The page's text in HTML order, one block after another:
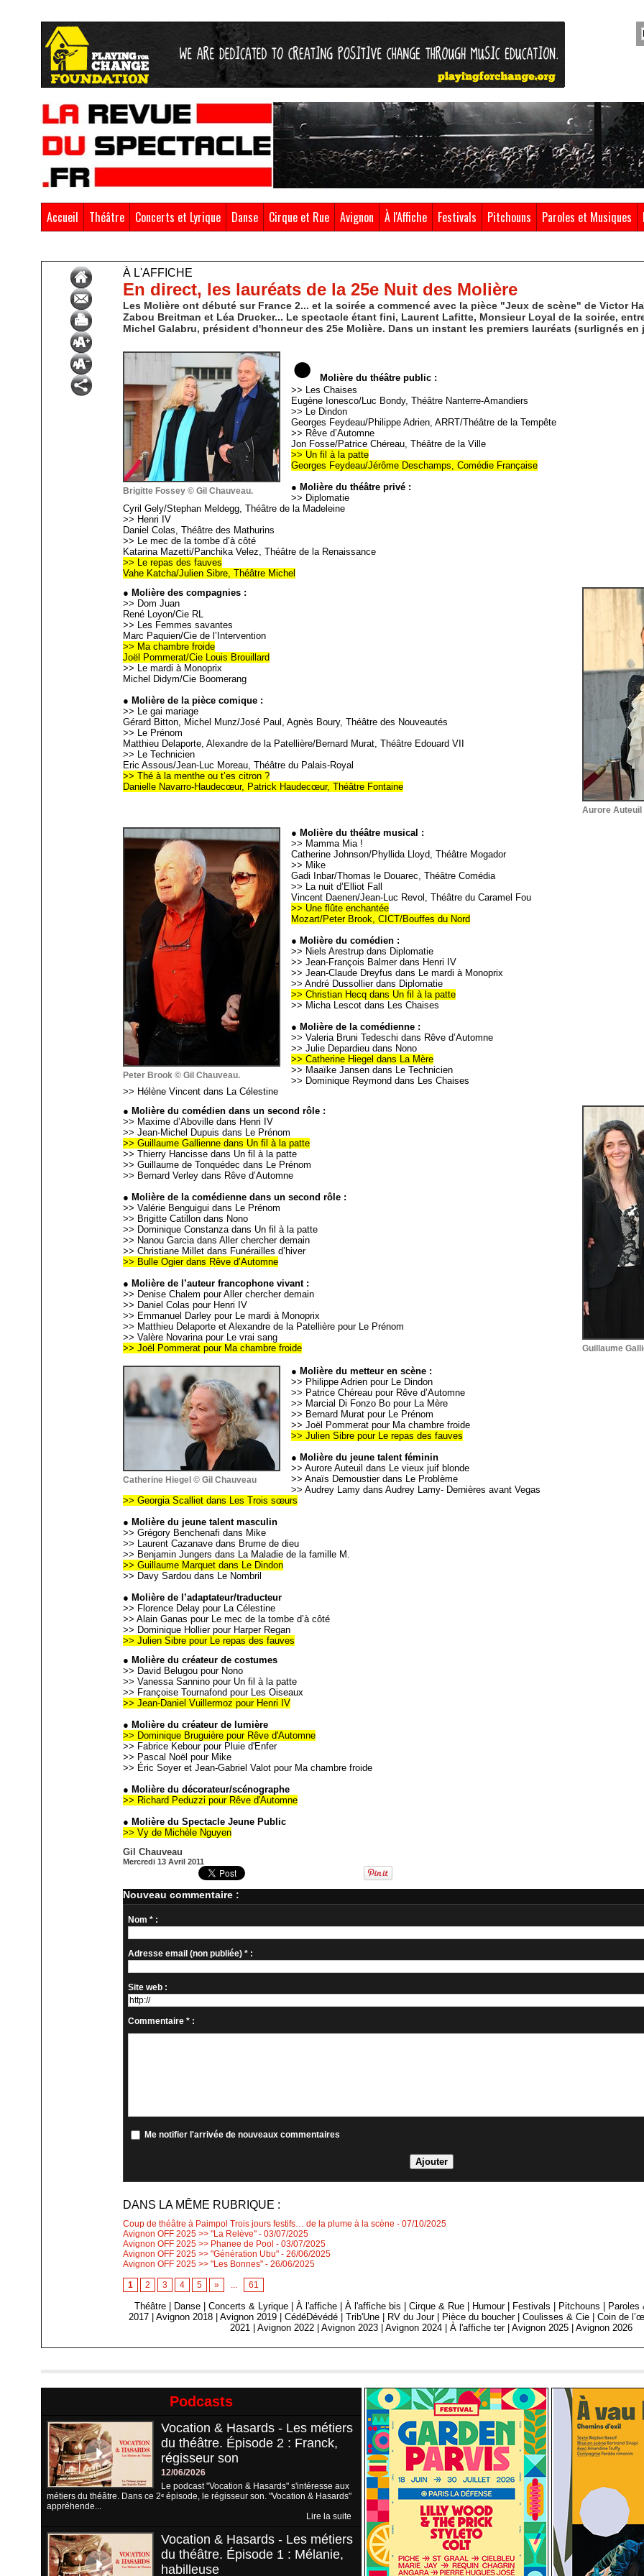
Accueil Théâtre Concerts et Lyrique Danse Cirque et Rue Avignon À l'Affiche Festivals Pitchouns Paroles et Musiques
À L'AFFICHE
En direct, les lauréats de la 25e Nuit des Molière
Les Molière ont débuté sur France 2... et la soirée a commencé avec la pièce "Jeux de scène" de Victor
Zabou Breitman et Léa Drucker... Le spectacle étant fini, Laurent Lafitte, Monsieur Loyal de la soirée,
Michel Galabru, président d'honneur des 25e Molière. Dans un instant les premiers lauréats (surlignés en
Brigitte Fossey © Gil Chauveau.
●
Molière du théâtre public :
>> Les Chaises
Eugène Ionesco/Luc Bondy, Théâtre Nanterre-Amandiers
>> Le Dindon
Georges Feydeau/Philippe Adrien, ARRT/Théâtre de la Tempête
>> Rêve d’Automne
Jon Fosse/Patrice Chéreau, Théâtre de la Ville
>> Un fil à la patte
Georges Feydeau/Jérôme Deschamps, Comédie Française
● Molière du théâtre privé :
>> Diplomatie
Cyril Gely/Stephan Meldegg, Théâtre de la Madeleine
>> Henri IV
Daniel Colas, Théâtre des Mathurins
>> Le mec de la tombe d’à côté
Katarina Mazetti/Panchika Velez, Théâtre de la Renaissance
>> Le repas des fauves
Vahe Katcha/Julien Sibre, Théâtre Michel
Aurore Auteuil
● Molière des compagnies :
>> Dom Juan
René Loyon/Cie RL
>> Les Femmes savantes
Marc Paquien/Cie de l’Intervention
>> Ma chambre froide
Joël Pommerat/Cie Louis Brouillard
>> Le mardi à Monoprix
Michel Didym/Cie Boomerang
● Molière de la pièce comique :
>> Le gai mariage
Gérard Bitton, Michel Munz/José Paul, Agnès Boury, Théâtre des Nouveautés
>> Le Prénom
Matthieu Delaporte, Alexandre de la Patellière/Bernard Murat, Théâtre Edouard VII
>> Le Technicien
Eric Assous/Jean-Luc Moreau, Théâtre du Palais-Royal
>> Thé à la menthe ou t’es citron ?
Danielle Navarro-Haudecœur, Patrick Haudecœur, Théâtre Fontaine
Peter Brook © Gil Chauveau.
● Molière du théâtre musical :
>> Mamma Mia !
Catherine Johnson/Phyllida Lloyd, Théâtre Mogador
>> Mike
Gadi Inbar/Thomas le Douarec, Théâtre Comédia
>> La nuit d’Elliot Fall
Vincent Daenen/Jean-Luc Revol, Théâtre du Caramel Fou
>> Une flûte enchantée
Mozart/Peter Brook, CICT/Bouffes du Nord
● Molière du comédien :
>> Niels Arestrup dans Diplomatie
>> Jean-François Balmer dans Henri IV
>> Jean-Claude Dreyfus dans Le mardi à Monoprix
>> André Dussollier dans Diplomatie
>> Christian Hecq dans Un fil à la patte
>> Micha Lescot dans Les Chaises
● Molière de la comédienne :
>> Valeria Bruni Tedeschi dans Rêve d’Automne
>> Julie Depardieu dans Nono
>> Catherine Hiegel dans La Mère
>> Maaïke Jansen dans Le Technicien
>> Dominique Reymond dans Les Chaises
>> Hélène Vincent dans La Célestine
Guillaume
● Molière du comédien dans un second rôle :
>> Maxime d’Aboville dans Henri IV
>> Jean-Michel Dupuis dans Le Prénom
>> Guillaume Gallienne dans Un fil à la patte
>> Thierry Hancisse dans Un fil à la patte
>> Guillaume de Tonquédec dans Le Prénom
>> Bernard Verley dans Rêve d’Automne
● Molière de la comédienne dans un second rôle :
>> Valérie Benguigui dans Le Prénom
>> Brigitte Catillon dans Nono
>> Dominique Constanza dans Un fil à la patte
>> Nanou Garcia dans Aller chercher demain
>> Christiane Millet dans Funérailles d’hiver
>> Bulle Ogier dans Rêve d’Automne
● Molière de l’auteur francophone vivant :
>> Denise Chalem pour Aller chercher demain
>> Daniel Colas pour Henri IV
>> Emmanuel Darley pour Le mardi à Monoprix
>> Matthieu Delaporte et Alexandre de la Patellière pour Le Prénom
>> Valère Novarina pour Le vrai sang
>> Joël Pommerat pour Ma chambre froide
Catherine Hiegel © Gil Chauveau
● Molière du metteur en scène :
>> Philippe Adrien pour Le Dindon
>> Patrice Chéreau pour Rêve d’Automne
>> Marcial Di Fonzo Bo pour La Mère
>> Bernard Murat pour Le Prénom
>> Joël Pommerat pour Ma chambre froide
>> Julien Sibre pour Le repas des fauves
● Molière du jeune talent féminin
>> Aurore Auteuil dans Le vieux juif blonde
>> Anaïs Demoustier dans Le Problème
>> Audrey Lamy dans Audrey Lamy- Dernières avant Vegas
>> Georgia Scalliet dans Les Trois sœurs
● Molière du jeune talent masculin
>> Grégory Benchenafi dans Mike
>> Laurent Cazanave dans Brume de dieu
>> Benjamin Jungers dans La Maladie de la famille M.
>> Guillaume Marquet dans Le Dindon
>> Davy Sardou dans Le Nombril
● Molière de l’adaptateur/traducteur
>> Florence Delay pour La Célestine
>> Alain Ganas pour Le mec de la tombe d’à côté
>> Dominique Hollier pour Harper Regan
>> Julien Sibre pour Le repas des fauves
● Molière du créateur de costumes
>> David Belugou pour Nono
>> Vanessa Sannino pour Un fil à la patte
>> Françoise Tournafond pour Les Oiseaux
>> Jean-Daniel Vuillermoz pour Henri IV
● Molière du créateur de lumière
>> Dominique Bruguière pour Rêve d'Automne
>> Fabrice Kebour pour Pluie d'Enfer
>> Pascal Noël pour Mike
>> Éric Soyer et Jean-Gabriel Valot pour Ma chambre froide
● Molière du décorateur/scénographe
>> Richard Peduzzi pour Rêve d'Automne
● Molière du Spectacle Jeune Public
>> Vy de Michèle Nguyen
Gil Chauveau
Mercredi 13 Avril 2011
Nouveau commentaire :
Nom * :
Adresse email (non publiée) * :
Site web :
Commentaire * :
Me notifier l'arrivée de nouveaux commentaires
DANS LA MÊME RUBRIQUE :
Coup de théâtre à Paimpol Trois jours festifs… de la plume à la scène - 07/10/2025
Avignon OFF 2025 >> "La Relève" - 03/07/2025
Avignon OFF 2025 >> Phanee de Pool - 03/07/2025
Avignon OFF 2025 >> "Génération Ubu" - 26/06/2025
Avignon OFF 2025 >> "Les Bonnes" - 26/06/2025
1 2 3 4 5 » ... 61
Théâtre Danse |Concerts & Lyrique |À l'affiche |À l'affiche bis |Cirque & Rue Humour Festivals Pitchouns Paroles
2017
|Avignon 2018 |Avignon 2019 |CédéDévédé |Trib'Une RV du Jour Pièce du boucher |Coulisses & Cie |Coin de
2021
|Avignon 2022 |Avignon 2023 |Avignon 2024 |À l'affiche ter |Avignon 2025 |Avignon 2026
Podcasts
Vocation & Hasards - Les métiers
du théâtre. Épisode 2 : Franck,
régisseur son
12/06/2026
Le podcast "Vocation & Hasards" s'intéresse aux
métiers du théâtre. Dans ce 2ᵉ épisode, le régisseur son. "Vocation & Hasards"
appréhende...
Lire la suite
Vocation & Hasards - Les métiers
du théâtre. Épisode 1 : Mélanie,
habilleuse